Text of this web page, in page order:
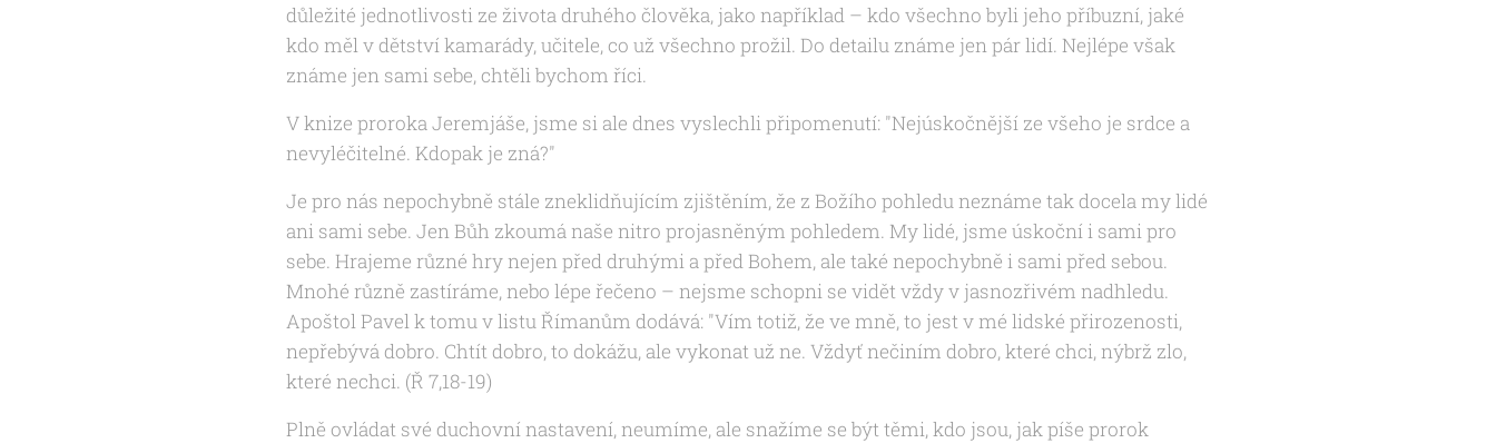
důležité jednotlivosti ze života druhého člověka, jako například – kdo všechno byli jeho příbuzní, jaké
kdo měl v dětství kamarády, učitele, co už všechno prožil. Do detailu známe jen pár lidí. Nejlépe však
známe jen sami sebe, chtěli bychom říci.
V knize proroka Jeremjáše, jsme si ale dnes vyslechli připomenutí: "Nejúskočnější ze všeho je srdce a
nevyléčitelné. Kdopak je zná?"
Je pro nás nepochybně stále zneklidňujícím zjištěním, že z Božího pohledu neznáme tak docela my lidé
ani sami sebe. Jen Bůh zkoumá naše nitro projasněným pohledem. My lidé, jsme úskoční i sami pro
sebe. Hrajeme různé hry nejen před druhými a před Bohem, ale také nepochybně i sami před sebou.
Mnohé různě zastíráme, nebo lépe řečeno – nejsme schopni se vidět vždy v jasnozřivém nadhledu.
Apoštol Pavel k tomu v listu Římanům dodává: "Vím totiž, že ve mně, to jest v mé lidské přirozenosti,
nepřebývá dobro. Chtít dobro, to dokážu, ale vykonat už ne. Vždyť nečiním dobro, které chci, nýbrž zlo,
které nechci. (Ř 7,18-19)
Plně ovládat své duchovní nastavení, neumíme, ale snažíme se být těmi, kdo jsou, jak píše prorok